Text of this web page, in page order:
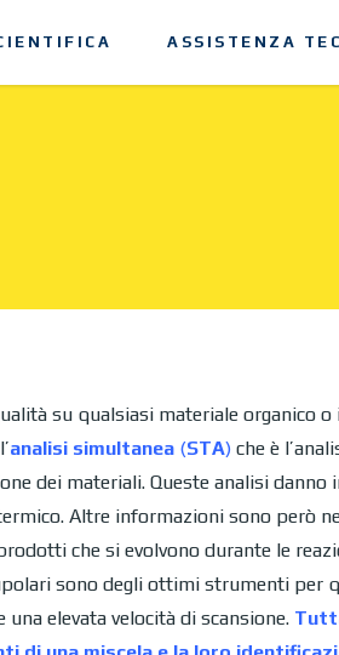
ASSISTENZA
su qualsiasi materiale organico
analisi simultanea (STA) che è
dei materiali. Queste analisi
Altre informazioni sono però
che si evolvono durante le
sono degli ottimi strumenti per
elevata velocità di scansione.